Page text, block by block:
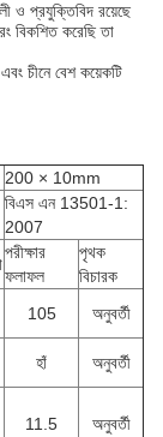
ও প্রযুক্তিবিদ রয়েছে
বিকশিত করেছি তা
চীনে বেশ কয়েকটি
200 × 10mm
বিএস এন 13501-1:
2007
পরীক্ষার
ফলাফল
পৃথক
বিচারক
105
অনুবর্তী
হাঁ
অনুবর্তী
11.5 অনুবর্তী